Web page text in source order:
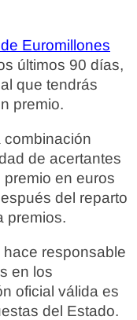
Euromillones
últimos 90 días,
que tendrás
premio.
combinación
de acertantes
en euros
del reparto
premios.
hace responsable
en los
oficial válida es
del Estado.